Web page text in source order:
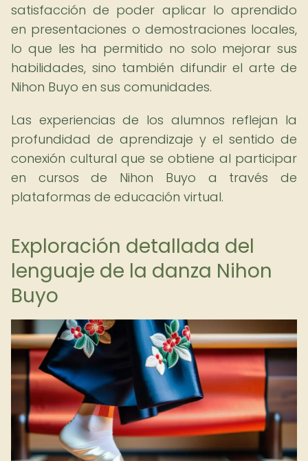
satisfacción de poder aplicar lo aprendido
en presentaciones o demostraciones locales,
lo que les ha permitido no solo mejorar sus
habilidades, sino también difundir el arte de
Nihon Buyo en sus comunidades.
Las experiencias de los alumnos reflejan la
profundidad de aprendizaje y el sentido de
conexión cultural que se obtiene al participar
en cursos de Nihon Buyo a través de
plataformas de educación virtual.
Exploración detallada del
lenguaje de la danza Nihon
Buyo